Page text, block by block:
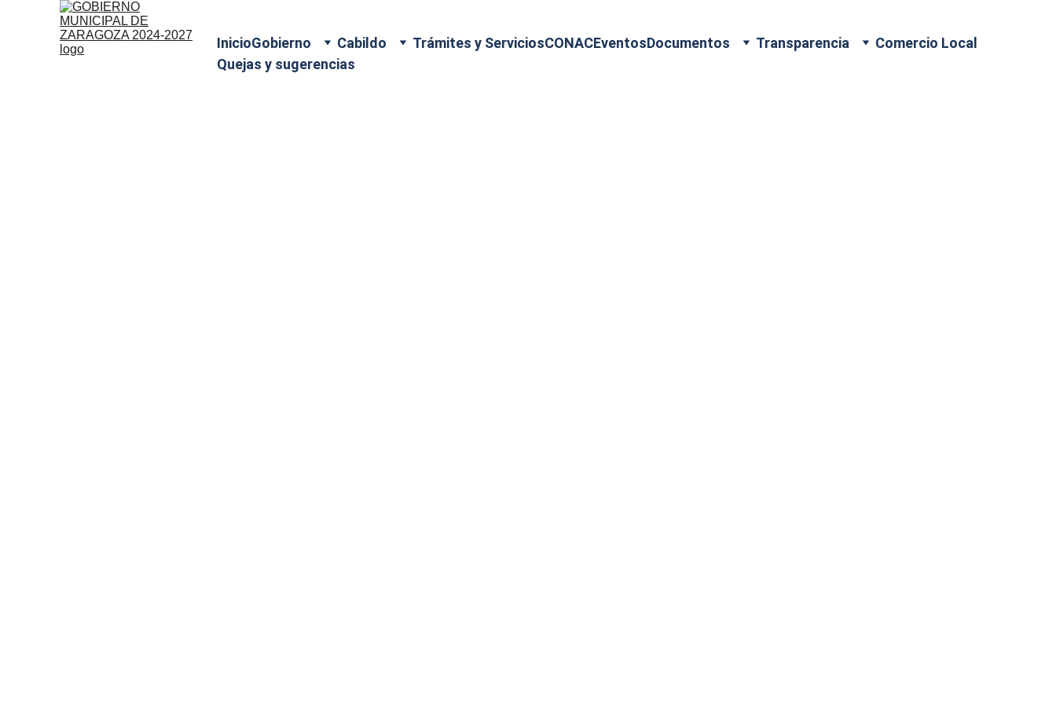
InicioGobierno Cabildo Trámites y ServiciosCONACEventosDocumentos Transparencia
Comercio Local
Quejas y sugerencias